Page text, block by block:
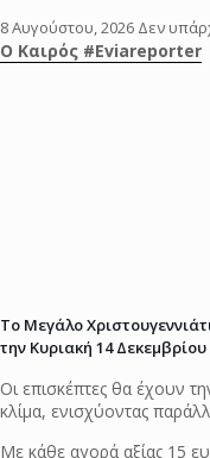
8 Αυγούστου, 2026 Δεν
O Kαιρός #Eviareporter
Το Μεγάλο
την Κυριακή 14
Οι επισκέπτες θα έχουν
κλίμα, ενισχύοντας
Με κάθε αγορά αξίας 15